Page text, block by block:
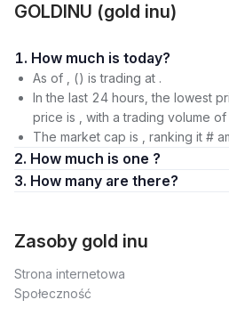
GOLDINU (gold inu)
1. How much is today?
As of , () is trading at .
In the last 24 hours, the lowest
price is , with a trading volume of
The market cap is , ranking it #
2. How much is one ?
3. How many are there?
Zasoby gold inu
Strona internetowa
Społeczność